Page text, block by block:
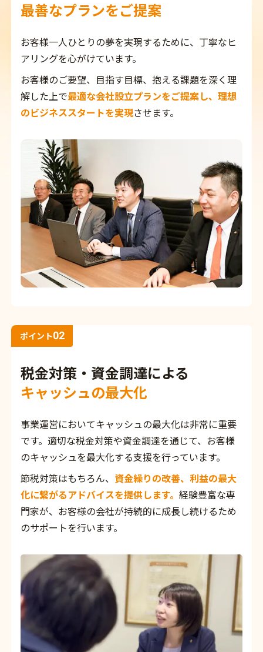
最善なプランをご提案
お客様一人ひとりの夢を実現するために、丁寧なヒ
アリングを心がけています。
お客様のご要望、目指す目標、抱える課題を深く理
解した上で最適な会社設立プランをご提案し、理想
のビジネススタートを実現させます。
ポイント02
税金対策・資金調達による
キャッシュの最大化
事業運営においてキャッシュの最大化は非常に重要
です。適切な税金対策や資金調達を通じて、お客様
のキャッシュを最大化する支援を行っています。
節税対策はもちろん、 資金繰りの改善、利益の最大
化に繋がるアドバイスを提供します。経験豊富な専
門家が、お客様の会社が持続的に成長し続けるため
のサポートを行います。